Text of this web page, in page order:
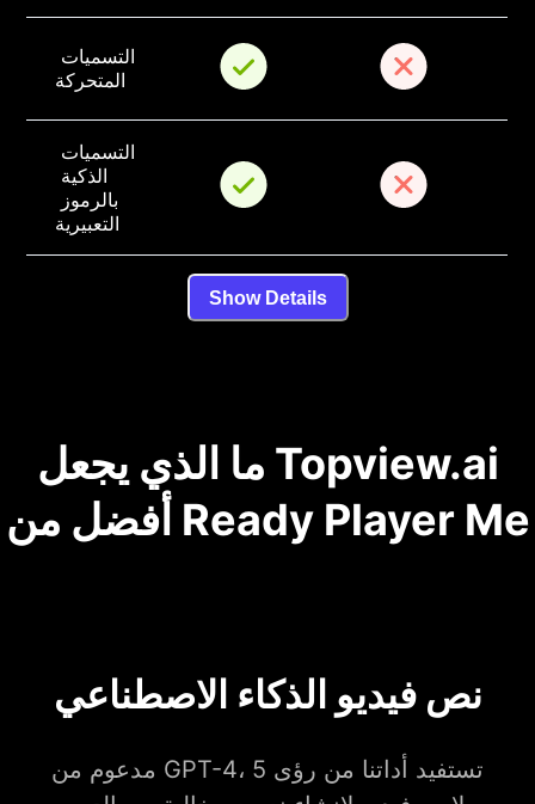
التسميات
المتحركة
التسميات
الذكية
بالرموز
التعبيرية
Show Details
ما الذي يجعل Topview.ai
أفضل من Ready Player Me
نص فيديو الذكاء الاصطناعي
مدعوم من GPT-4، تستفيد أداتنا من رؤى 5